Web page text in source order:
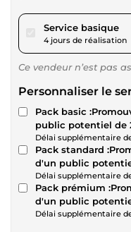
Service basique
4 jours de réalisation
Ce vendeur n’est pas
Personnaliser le
Pack basic
public potentiel de
Délai supplémentaire
Pack standard
d'un public
Délai supplémentaire
Pack prémium
d'un public
Délai supplémentaire